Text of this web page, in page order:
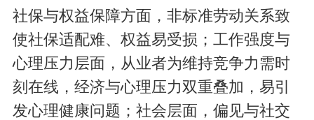
社保与权益保障方面，非标准劳动关系致
使社保适配难、权益易受损；工作强度与
心理压力层面，从业者为维持竞争力需时
刻在线，经济与心理压力双重叠加，易引
发心理健康问题；社会层面，偏见与社交